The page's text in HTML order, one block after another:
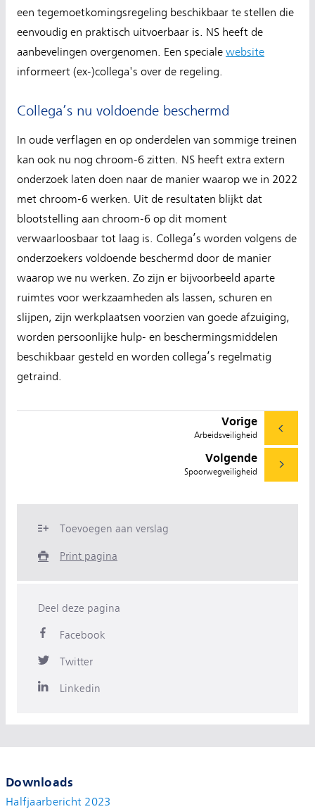
een tegemoetkomingsregeling beschikbaar te stellen die
eenvoudig en praktisch uitvoerbaar is. NS heeft de
aanbevelingen overgenomen. Een speciale website
informeert (ex-)collega's over de regeling.
Collega’s nu voldoende beschermd
In oude verflagen en op onderdelen van sommige treinen
kan ook nu nog chroom-6 zitten. NS heeft extra extern
onderzoek laten doen naar de manier waarop we in 2022
met chroom-6 werken. Uit de resultaten blijkt dat
blootstelling aan chroom-6 op dit moment
verwaarloosbaar tot laag is. Collega’s worden volgens de
onderzoekers voldoende beschermd door de manier
waarop we nu werken. Zo zijn er bijvoorbeeld aparte
ruimtes voor werkzaamheden als lassen, schuren en
slijpen, zijn werkplaatsen voorzien van goede afzuiging,
worden persoonlijke hulp- en beschermingsmiddelen
beschikbaar gesteld en worden collega’s regelmatig
getraind.
Vorige
Arbeidsveiligheid
Volgende
Spoorwegveiligheid
Toevoegen aan verslag
Print pagina
Deel deze pagina
Facebook
Twitter
Linkedin
Downloads
Halfjaarbericht 2023